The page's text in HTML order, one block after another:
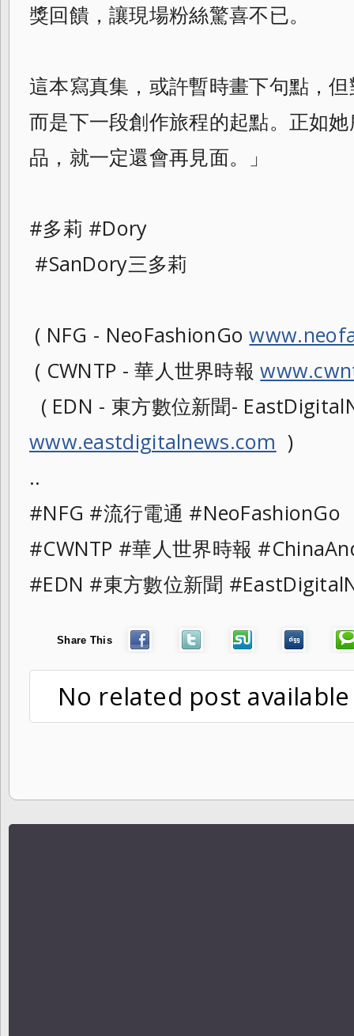
獎回饋，讓現場粉絲驚喜不已。
這本寫真集，或許暫時畫下句點，
而是下一段創作旅程的起點。正如
品，就一定還會再見面。」
#多莉 #Dory
#SanDory三多莉
( NFG - NeoFashionGo
( CWNTP - 華人世界時報
( EDN - 東方數位新聞-
www.eastdigitalnews.com )
..
#NFG #流行電通
#CWNTP #華人世界時報
#EDN #東方數位新聞
Share This
No related post available